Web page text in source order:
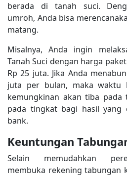
berada di tanah suci.
umroh, Anda bisa
matang.
Misalnya, Anda ingin
Tanah Suci dengan harga
Rp 25 juta. Jika Anda
juta per bulan, maka waktu
kemungkinan akan tiba pada
pada tingkat bagi hasil yang
bank.
Keuntungan
Selain memudahkan
membuka rekening tabungan